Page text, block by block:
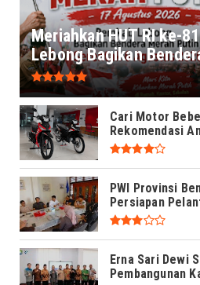
Meriahkan HUT RI ke-
Lebong Bagikan
Cari Motor
Rekomendasi
PWI Provinsi
Persiapan
Erna Sari Dewi
Pembangunan